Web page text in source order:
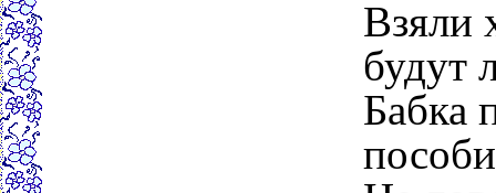
Взяли
будут
Бабка